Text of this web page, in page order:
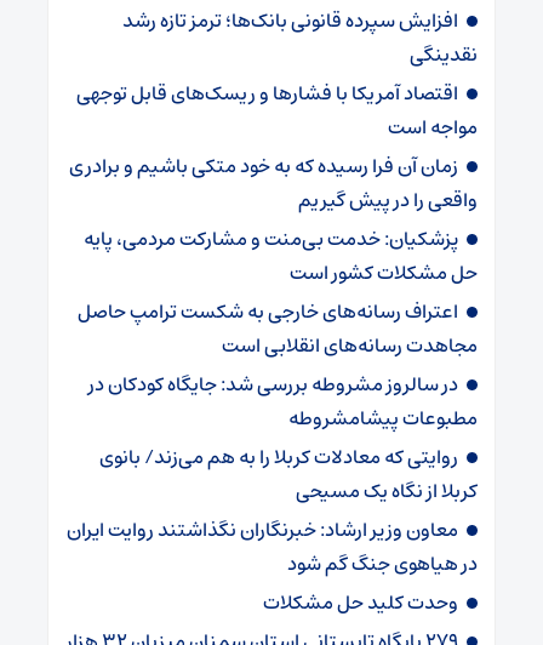
افزایش سپرده قانونی بانک‌ها؛ ترمز تازه رشد
نقدینگی
اقتصاد آمریکا با فشارها و ریسک‌های قابل توجهی
مواجه است
زمان آن فرا رسیده که به خود متکی باشیم و برادری
واقعی را در پیش گیریم
پزشکیان: خدمت بی‌منت و مشارکت مردمی، پایه
حل مشکلات کشور است
اعتراف رسانه‌های خارجی به شکست ترامپ حاصل
مجاهدت رسانه‌های انقلابی است
در سالروز مشروطه بررسی شد: جایگاه کودکان در
مطبوعات پیشامشروطه
روایتی که معادلات کربلا را به هم می‌زند/ بانوی
کربلا از نگاه یک مسیحی
معاون وزیر ارشاد: خبرنگاران نگذاشتند روایت ایران
در هیاهوی جنگ گم شود
وحدت کلید حل مشکلات